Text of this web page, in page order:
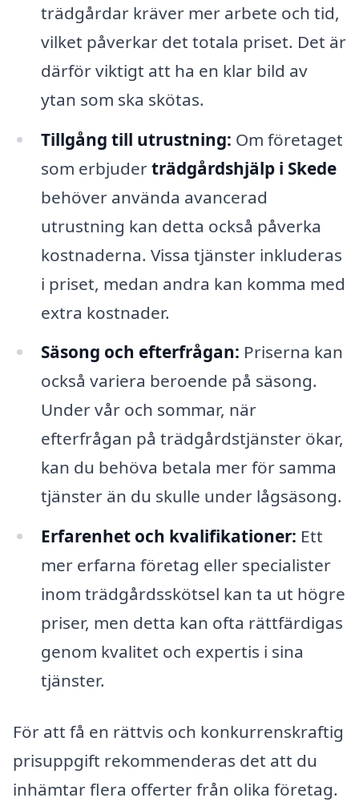
trädgårdar kräver mer arbete och tid,
vilket påverkar det totala priset. Det är
därför viktigt att ha en klar bild av
ytan som ska skötas.
Tillgång till utrustning: Om företaget
som erbjuderträdgårdshjälp i Skede
behöver använda avancerad
utrustning kan detta också påverka
kostnaderna. Vissa tjänster inkluderas
i priset, medan andra kan komma med
extra kostnader.
Säsong och efterfrågan: Priserna kan
också variera beroende på säsong.
Under vår och sommar, när
efterfrågan på trädgårdstjänster ökar,
kan du behöva betala mer för samma
tjänster än du skulle under lågsäsong.
Erfarenhet och kvalifikationer: Ett
mer erfarna företag eller specialister
inom trädgårdsskötsel kan ta ut högre
priser, men detta kan ofta rättfärdigas
genom kvalitet och expertis i sina
tjänster.
För att få en rättvis och konkurrenskraftig
prisuppgift rekommenderas det att du
inhämtar flera offerter från olika företag.